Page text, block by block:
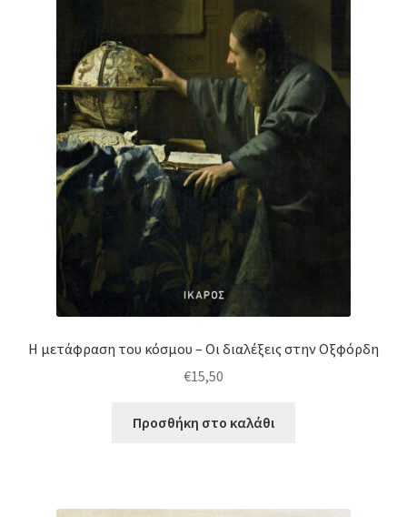
Η μετάφραση του κόσμου – Οι διαλέξεις στην Οξφόρδη
€15,50
Προσθήκη στο καλάθι